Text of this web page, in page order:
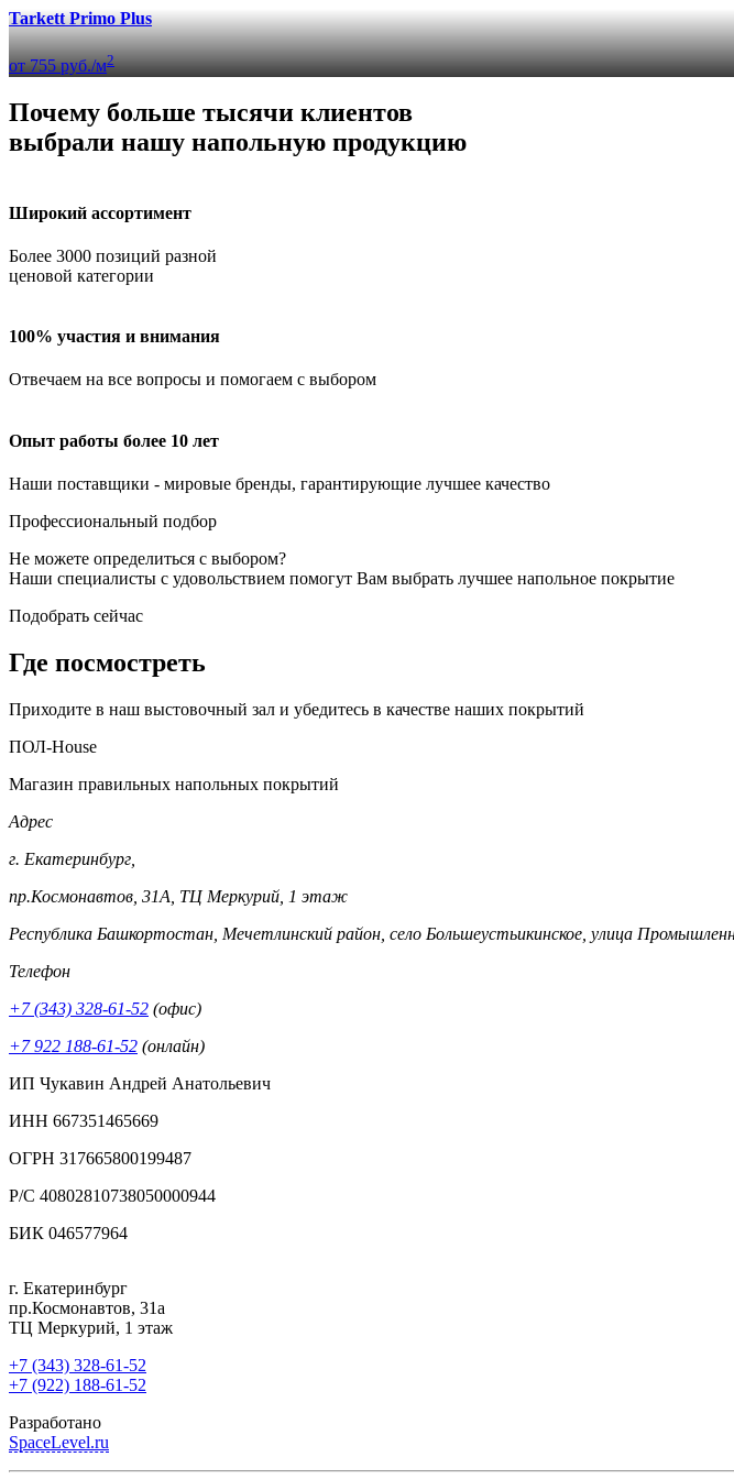
Tarkett Primo Plus
от 755 руб./м2
Почему больше тысячи клиентов
выбрали нашу напольную продукцию
Широкий ассортимент
Более 3000 позиций разной
ценовой категории
100% участия и внимания
Отвечаем на все вопросы и помогаем с выбором
Опыт работы более 10 лет
Наши поставщики - мировые бренды, гарантирующие лучшее качество
Профессиональный подбор
Не можете определиться с выбором?
Наши специалисты с удовольствием помогут Вам выбрать лучшее напольное покрытие
Подобрать сейчас
Где посмостреть
Приходите в наш выстовочный зал и убедитесь в качестве наших покрытий
ПОЛ-House
Магазин правильных напольных покрытий
Адрес
г. Екатеринбург,
пр.Космонавтов, 31А, ТЦ Меркурий, 1 этаж
Республика Башкортостан, Мечетлинский район, село Большеустьикинское, улица
Телефон
+7 (343) 328-61-52 (офис)
+7 922 188-61-52 (онлайн)
ИП Чукавин Андрей Анатольевич
ИНН 667351465669
ОГРН 317665800199487
Р/С 40802810738050000944
БИК 046577964
г. Екатеринбург
пр.Космонавтов, 31а
ТЦ Меркурий, 1 этаж
+7 (343) 328-61-52
+7 (922) 188-61-52
Разработано
SpaceLevel.ru